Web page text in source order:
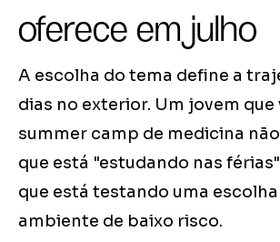
oferece em julho
A escolha do tema define a
dias no exterior. Um jovem que
summer camp de medicina
que está "estudando nas
que está testando uma
ambiente de baixo risco.